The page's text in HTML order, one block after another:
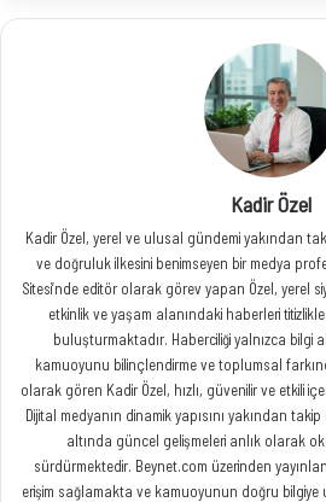
Kadir Özel
Kadir Özel, yerel ve ulusal gündemi yakından
ve doğruluk ilkesini benimseyen bir medya
Sitesi’nde editör olarak görev yapan Özel, yerel
etkinlik ve yaşam alanındaki haberleri
buluşturmaktadır. Haberciliği yalnızca bilgi
kamuoyunu bilinçlendirme ve toplumsal
olarak gören Kadir Özel, hızlı, güvenilir ve etkili
Dijital medyanın dinamik yapısını yakından
altında güncel gelişmeleri anlık olarak
sürdürmektedir. Beynet.com üzerinden
erişim sağlamakta ve kamuoyunun doğru bilgiye